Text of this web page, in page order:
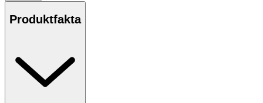
och döda hudceller. Berikad med risextrakt, grönt te,
centella, tea tree, ceramider och hyaluronsyra som
en mask för förfinad hudtextur och klarare porer.
Använd dagligen som rengöring genom att applicera på
Produktfakta